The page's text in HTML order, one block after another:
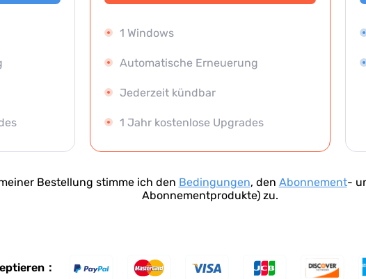
1 Windows
Automatische Erneuerung
Jederzeit kündbar
1 Jahr kostenlose Upgrades
Bestellung stimme ich den Bedingungen, den Abonnement-
Abonnementprodukte) zu.
：